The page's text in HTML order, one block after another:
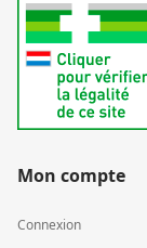
Mon compte
Connexion